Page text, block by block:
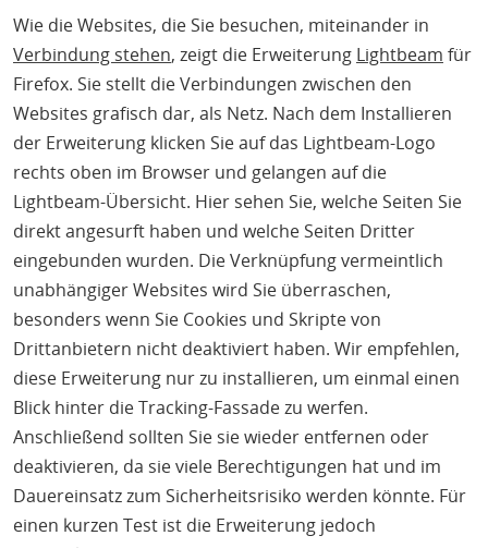
Wie die Websites, die Sie besuchen, miteinander in
Verbindung stehen, zeigt die Erweiterung Lightbeam für
Firefox. Sie stellt die Verbindungen zwischen den
Websites grafisch dar, als Netz. Nach dem Installieren
der Erweiterung klicken Sie auf das Lightbeam-Logo
rechts oben im Browser und gelangen auf die
Lightbeam-Übersicht. Hier sehen Sie, welche Seiten Sie
direkt angesurft haben und welche Seiten Dritter
eingebunden wurden. Die Verknüpfung vermeintlich
unabhängiger Websites wird Sie überraschen,
besonders wenn Sie Cookies und Skripte von
Drittanbietern nicht deaktiviert haben. Wir empfehlen,
diese Erweiterung nur zu installieren, um einmal einen
Blick hinter die Tracking-Fassade zu werfen.
Anschließend sollten Sie sie wieder entfernen oder
deaktivieren, da sie viele Berechtigungen hat und im
Dauereinsatz zum Sicherheitsrisiko werden könnte. Für
einen kurzen Test ist die Erweiterung jedoch